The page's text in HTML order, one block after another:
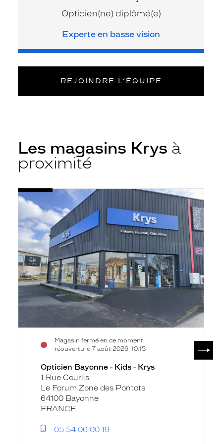
Opticien(ne) diplômé(e)
Experte en basse vision
REJOINDRE L’ÉQUIPE
Les magasins Krys à
proximité
Opticien
Bayonne
-
Kids
-
Krys
Magasin fermé en ce moment,
réouverture 7 août 2026, 10:15
Voir
la
fiche
Opticien Bayonne - Kids - Krys
1 Rue Courlis
Le Forum Zone des Pontots
64100 Bayonne
FRANCE
05 54 06 00 19